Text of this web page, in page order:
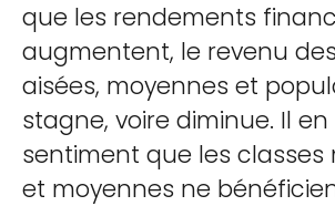
que les rendements
augmentent, le revenu
aisées, moyennes et
stagne, voire diminue. Il
sentiment que les classes
et moyennes ne